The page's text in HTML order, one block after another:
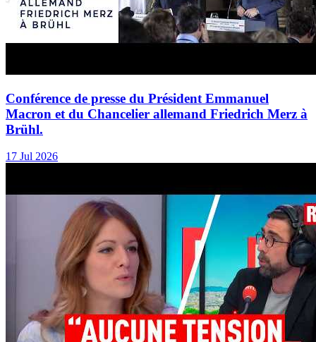
Conférence de presse du Président Emmanuel
Macron et du Chancelier allemand Friedrich Merz à
Brühl.
17 Jul 2026